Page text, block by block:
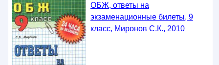
ОБЖ, ответы на
экзаменационные билеты, 9
класс, Миронов С.К., 2010